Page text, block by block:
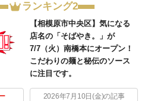
ランキング2
【相模原市中央区】気になる
店名の「そばやき。」が
7/7（火）南橋本にオープン！
こだわりの麺と秘伝のソース
に注目です。
2026年7月10日(金)の記事